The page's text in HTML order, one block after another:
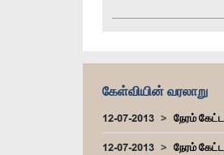
கேள்வியின் வரலாறு
12-07-2013
நேரம்
12-07-2013
நேரம்